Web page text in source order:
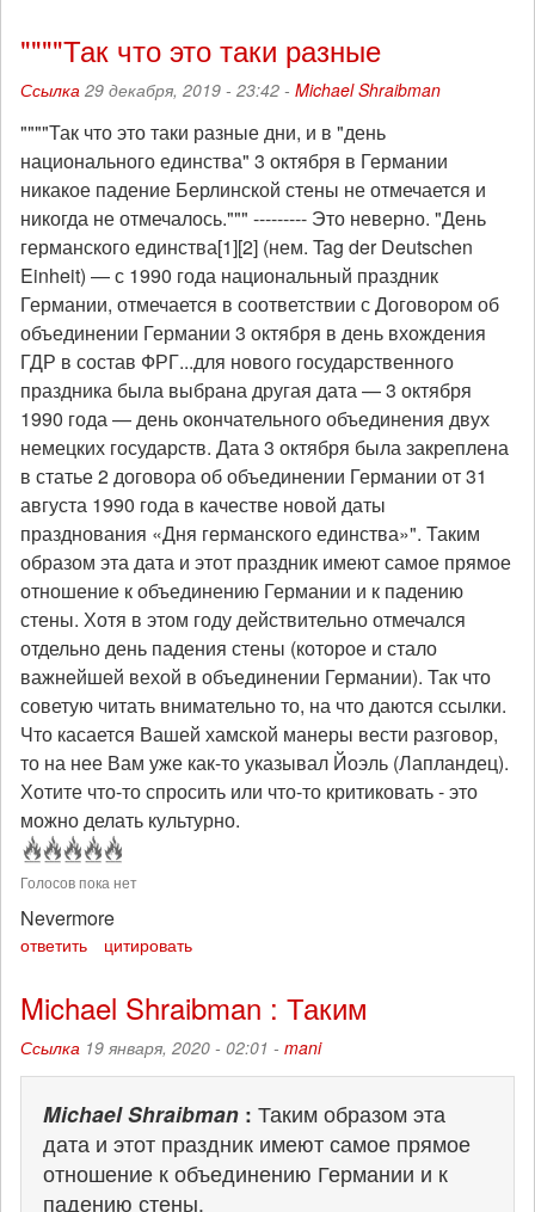
""""Так что это таки разные
Ссылка 29 декабря, 2019 - 23:42 - Michael Shraibman
""""Так что это таки разные дни, и в "день
национального единства" 3 октября в Германии
никакое падение Берлинской стены не отмечается и
никогда не отмечалось.""" --------- Это неверно. "День
германского единства[1][2] (нем. Tag der Deutschen
Einheit) — с 1990 года национальный праздник
Германии, отмечается в соответствии с Договором об
объединении Германии 3 октября в день вхождения
ГДР в состав ФРГ...для нового государственного
праздника была выбрана другая дата — 3 октября
1990 года — день окончательного объединения двух
немецких государств. Дата 3 октября была закреплена
в статье 2 договора об объединении Германии от 31
августа 1990 года в качестве новой даты
празднования «Дня германского единства»". Таким
образом эта дата и этот праздник имеют самое прямое
отношение к объединению Германии и к падению
стены. Хотя в этом году действительно отмечался
отдельно день падения стены (которое и стало
важнейшей вехой в объединении Германии). Так что
советую читать внимательно то, на что даются ссылки.
Что касается Вашей хамской манеры вести разговор,
то на нее Вам уже как-то указывал Йоэль (Лапландец).
Хотите что-то спросить или что-то критиковать - это
можно делать культурно.
Голосов пока нет
Nevermore
ответить цитировать
Michael Shraibman : Таким
Ссылка 19 января, 2020 - 02:01 - mani
Michael Shraibman: Таким образом эта
дата и этот праздник имеют самое прямое
отношение к объединению Германии и к
падению стены.